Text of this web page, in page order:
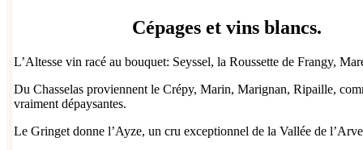
Cépages et vins blancs.
L’Altesse vin racé au bouquet: Seyssel, la Roussette de Frangy,
Du Chasselas proviennent le Crépy, Marin, Marignan, Ripaille,
vraiment dépaysantes.
Le Gringet donne l’Ayze, un cru exceptionnel de la Vallée de